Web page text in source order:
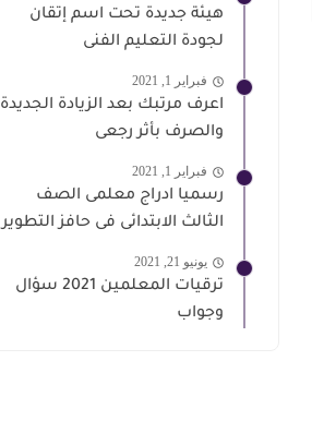
هيئة جديدة تحت اسم إتقان
لجودة التعليم الفنى
فبراير 1, 2021
اعرف مرتبك بعد الزيادة الجديدة
والصرف بأثر رجعى
فبراير 1, 2021
رسميا ادراج معلمى الصف
الثالث الابتدائى فى حافز التطوير
يونيو 21, 2021
ترقيات المعلمين 2021 سؤال
وجواب